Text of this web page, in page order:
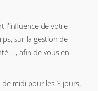
l'influence de votre
sur la gestion de
afin de vous en
midi pour les 3 jours,